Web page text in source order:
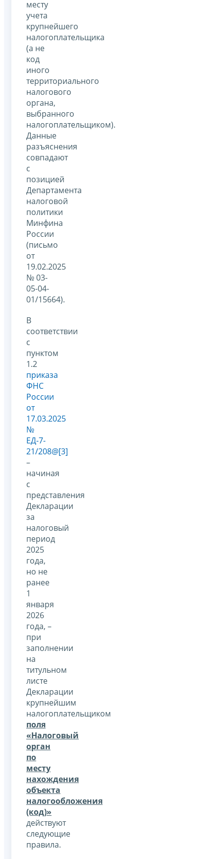
месту
учета
крупнейшего
налогоплательщика
(а не
код
иного
территориального
налогового
органа,
выбранного
налогоплательщиком).
Данные
разъяснения
совпадают
с
позицией
Департамента
налоговой
политики
Минфина
России
(письмо
от
19.02.2025
№ 03-
05-04-
01/15664).
В
соответствии
с
пунктом
1.2
приказа
ФНС
России
от
17.03.2025
№
ЕД-7-
21/208@[3]
–
начиная
с
представления
Декларации
за
налоговый
период
2025
года,
но не
ранее
1
января
2026
года, –
при
заполнении
на
титульном
листе
Декларации
крупнейшим
налогоплательщиком
поля
«Налоговый
орган
по
месту
нахождения
объекта
налогообложения
(код)»
действуют
следующие
правила.